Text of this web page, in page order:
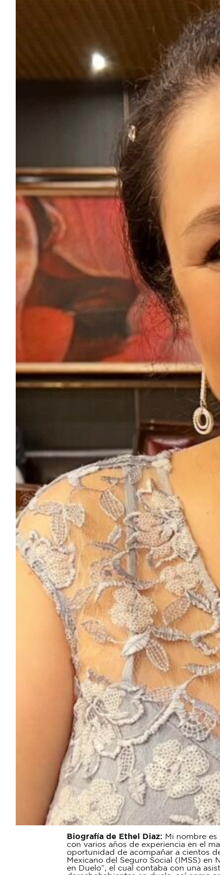
Biografía de Ethel Diaz: Mi nombre
con varios años de experiencia en el
oportunidad de acompañar a cientos
Mexicano del Seguro Social (IMSS) en
en Duelo”, el cual contaba con una